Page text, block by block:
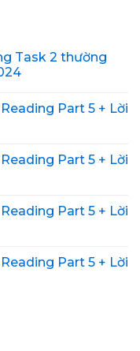
Task 2 thường
Part 5 + Lời
Part 5 + Lời
Part 5 + Lời
Part 5 + Lời